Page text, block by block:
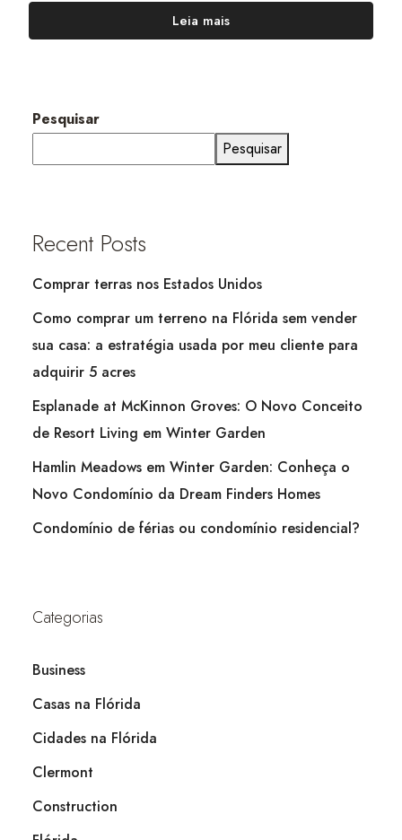
Leia mais
Pesquisar
Pesquisar
Recent Posts
Comprar terras nos Estados Unidos
Como comprar um terreno na Flórida sem vender
sua casa: a estratégia usada por meu cliente para
adquirir 5 acres
Esplanade at McKinnon Groves: O Novo Conceito
de Resort Living em Winter Garden
Hamlin Meadows em Winter Garden: Conheça o
Novo Condomínio da Dream Finders Homes
Condomínio de férias ou condomínio residencial?
Categorias
Business
Casas na Flórida
Cidades na Flórida
Clermont
Construction